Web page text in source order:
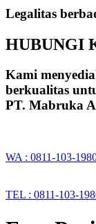
Legalitas
HUBUNGI
Kami
berkualitas
PT. Mabruka
WA : 0811-103-
TEL : 0811-103-